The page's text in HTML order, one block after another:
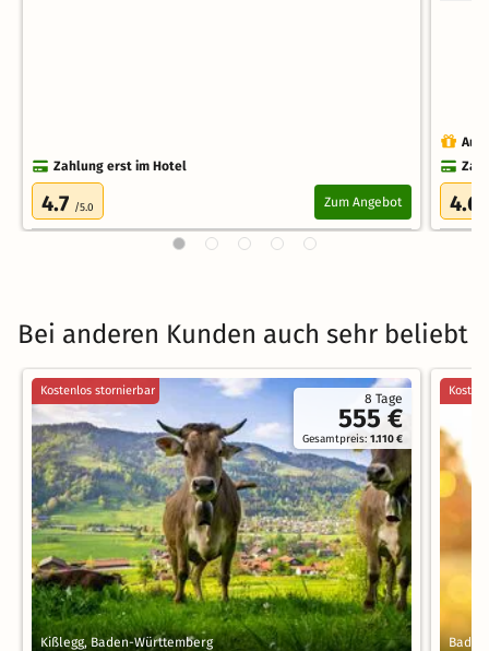
Zahlung erst im Hotel
4.7 /5.0 Zum Angebot 4.6
Bei anderen Kunden auch sehr beliebt
8 Tage
555 €
Gesamtpreis:1.110 €
Kostenlos stornierbar
Kißlegg, Baden-Württemberg Bad